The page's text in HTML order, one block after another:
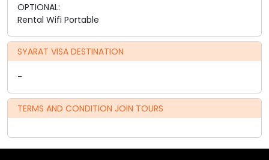
OPTIONAL:
Rental Wifi Portable
SYARAT VISA DESTINATION
-
TERMS AND CONDITION JOIN TOURS